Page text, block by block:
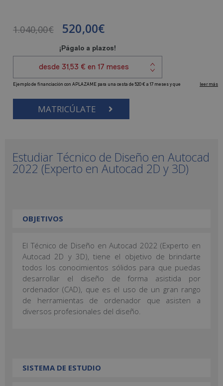
1.040,00€ 520,00€
MATRICÚLATE
Estudiar Técnico de Diseño en Autocad
2022 (Experto en Autocad 2D y 3D)
OBJETIVOS
El Técnico de Diseño en Autocad 2022 (Experto en
Autocad 2D y 3D), tiene el objetivo de brindarte
todos los conocimientos sólidos para que puedas
desarrollar el diseño de forma asistida por
ordenador (CAD), que es el uso de un gran rango
de herramientas de ordenador que asisten a
diversos profesionales del diseño.
SISTEMA DE ESTUDIO